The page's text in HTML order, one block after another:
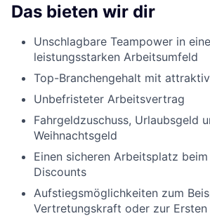
Das bieten wir dir
Unschlagbare Teampower in
leistungsstarken Arbeitsumfeld
Top-Branchengehalt mit
Unbefristeter Arbeitsvertrag
Fahrgeldzuschuss, Urlaubsgeld
Weihnachtsgeld
Einen sicheren Arbeitsplatz
Discounts
Aufstiegsmöglichkeiten zum
Vertretungskraft oder zur Ersten